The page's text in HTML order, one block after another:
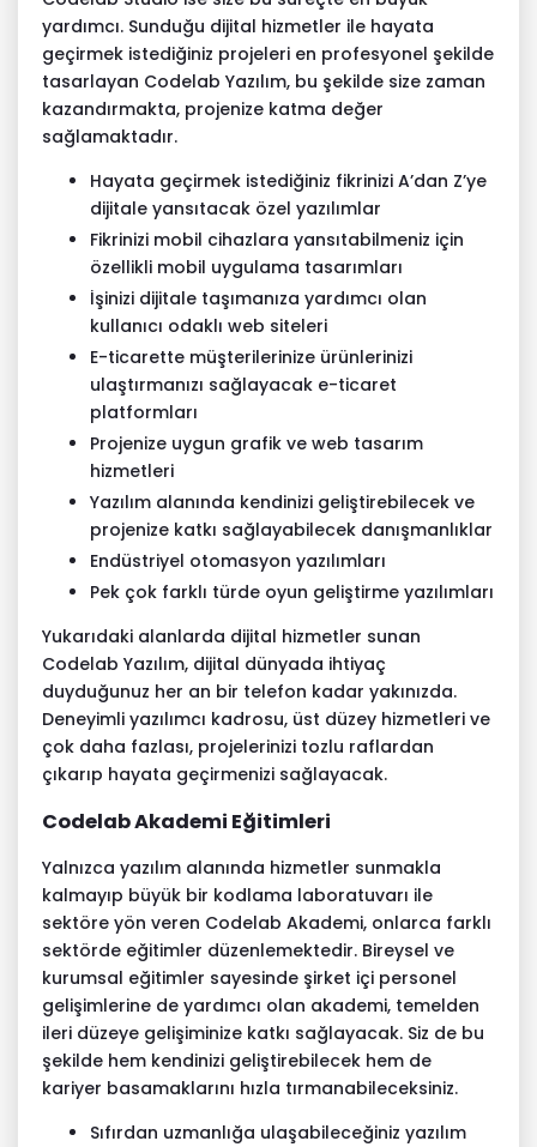
yardımcı. Sunduğu dijital hizmetler ile hayata
geçirmek istediğiniz projeleri en profesyonel şekilde
tasarlayan Codelab Yazılım, bu şekilde size zaman
kazandırmakta, projenize katma değer
sağlamaktadır.
Hayata geçirmek istediğiniz fikrinizi A’dan Z’ye
dijitale yansıtacak özel yazılımlar
Fikrinizi mobil cihazlara yansıtabilmeniz için
özellikli mobil uygulama tasarımları
İşinizi dijitale taşımanıza yardımcı olan
kullanıcı odaklı web siteleri
E-ticarette müşterilerinize ürünlerinizi
ulaştırmanızı sağlayacak e-ticaret
platformları
Projenize uygun grafik ve web tasarım
hizmetleri
Yazılım alanında kendinizi geliştirebilecek ve
projenize katkı sağlayabilecek danışmanlıklar
Endüstriyel otomasyon yazılımları
Pek çok farklı türde oyun geliştirme yazılımları
Yukarıdaki alanlarda dijital hizmetler sunan
Codelab Yazılım, dijital dünyada ihtiyaç
duyduğunuz her an bir telefon kadar yakınızda.
Deneyimli yazılımcı kadrosu, üst düzey hizmetleri ve
çok daha fazlası, projelerinizi tozlu raflardan
çıkarıp hayata geçirmenizi sağlayacak.
Codelab Akademi Eğitimleri
Yalnızca yazılım alanında hizmetler sunmakla
kalmayıp büyük bir kodlama laboratuvarı ile
sektöre yön veren Codelab Akademi, onlarca farklı
sektörde eğitimler düzenlemektedir. Bireysel ve
kurumsal eğitimler sayesinde şirket içi personel
gelişimlerine de yardımcı olan akademi, temelden
ileri düzeye gelişiminize katkı sağlayacak. Siz de bu
şekilde hem kendinizi geliştirebilecek hem de
kariyer basamaklarını hızla tırmanabileceksiniz.
Sıfırdan uzmanlığa ulaşabileceğiniz yazılım